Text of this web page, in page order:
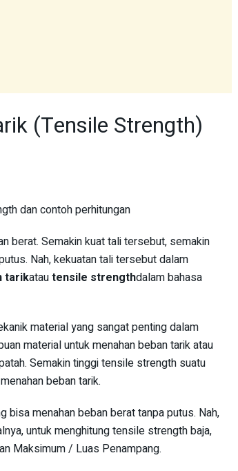
(Tensile Strength)
berat. Semakin kuat tali tersebut, semakin
Nah, kekuatan tali tersebut dalam
tarikatautensile strengthdalam bahasa
material yang sangat penting dalam
material untuk menahan beban tarik atau
Semakin tinggi tensile strength suatu
beban tarik.
bisa menahan beban berat tanpa putus. Nah,
untuk menghitung tensile strength baja,
Maksimum / Luas Penampang.